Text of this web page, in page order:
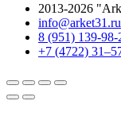
2013-2026
info@arket31.ru
8 (951) 139-98-
+7 (4722)